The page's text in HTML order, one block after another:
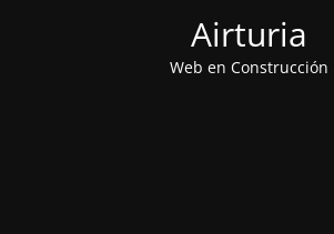
Airturia
Web en Construcción